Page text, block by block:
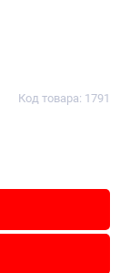
Код товара: 1791